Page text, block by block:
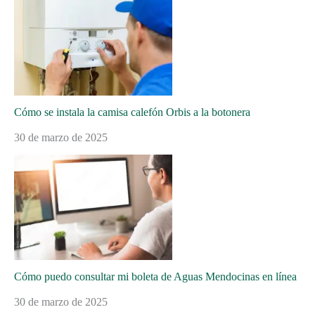
Cómo se instala la camisa calefón Orbis a la botonera
30 de marzo de 2025
Cómo puedo consultar mi boleta de Aguas Mendocinas en línea
30 de marzo de 2025